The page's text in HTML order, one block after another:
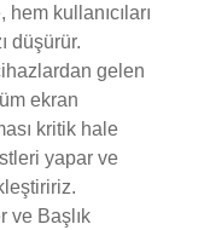
kullanıcıları
düşürür.
gelen
ekran
kritik hale
yapar ve
ve Başlık